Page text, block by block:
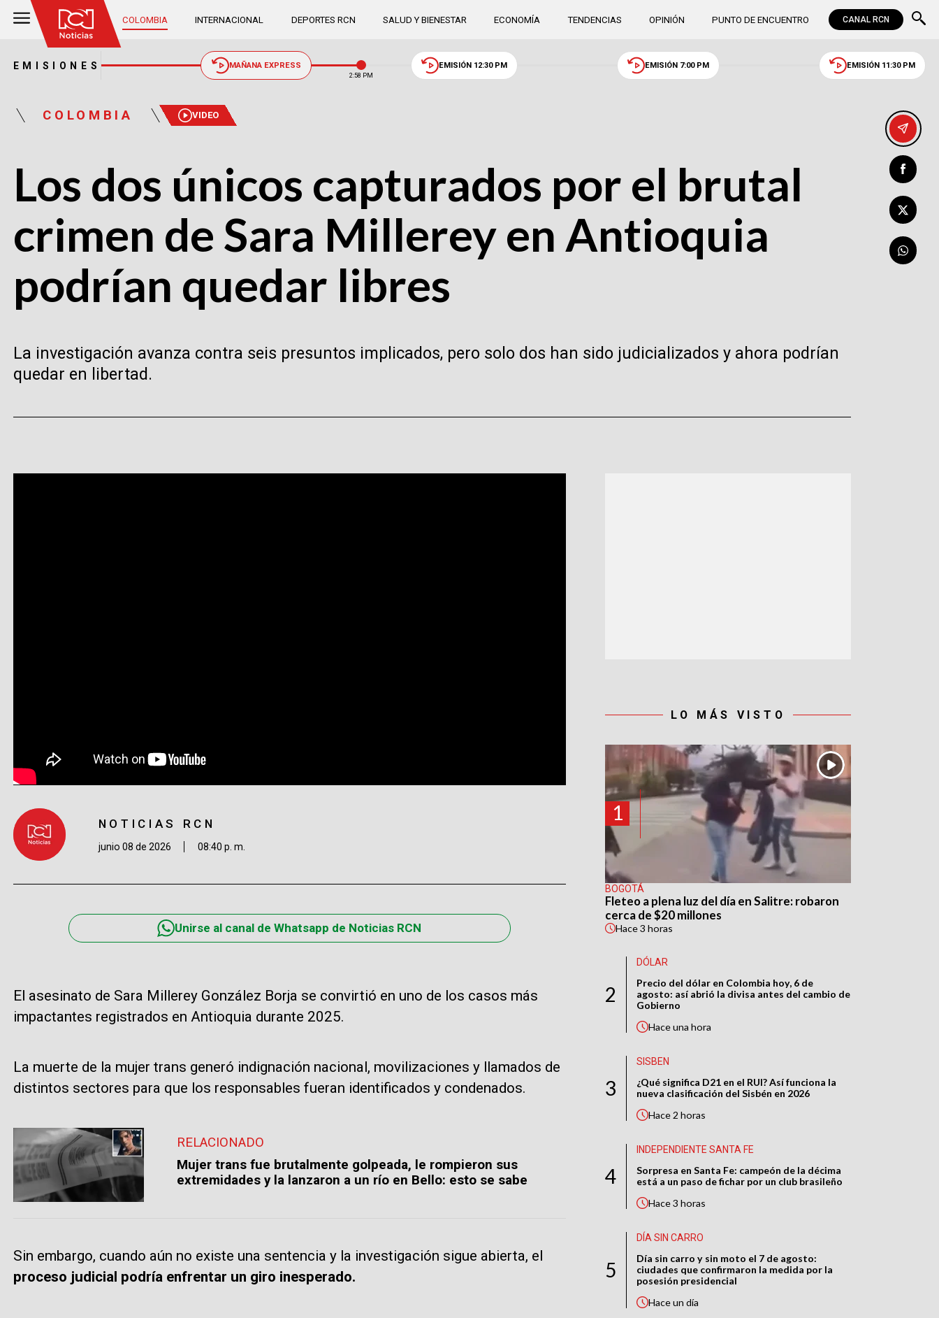
COLOMBIA INTERNACIONAL DEPORTES RCN SALUD Y BIENESTAR ECONOMÍA TENDENCIAS OPINIÓN PUNTO DE ENCUENTRO CANAL RCN
EMISIONES MAÑANA EXPRESS
2:58 PM
EMISIÓN 12:30 PM EMISIÓN 7:00 PM EMISIÓN 11:30 PM
COLOMBIA VIDEO
Los dos únicos capturados por el brutal
crimen de Sara Millerey en Antioquia
podrían quedar libres
La investigación avanza contra seis presuntos implicados, pero solo dos han sido judicializados y ahora podrían
quedar en libertad.
NOTICIAS RCN
junio 08 de 2026 08:40 p. m.
Unirse al canal de Whatsapp de Noticias RCN
El asesinato de Sara Millerey González Borja se convirtió en uno de los casos más
impactantes registrados en Antioquia durante 2025.
La muerte de la mujer trans generó indignación nacional, movilizaciones y llamados de
distintos sectores para que los responsables fueran identificados y condenados.
RELACIONADO
Mujer trans fue brutalmente golpeada, le rompieron sus
extremidades y la lanzaron a un río en Bello: esto se sabe
Sin embargo, cuando aún no existe una sentencia y la investigación sigue abierta, el
proceso judicial podría enfrentar un giro inesperado.
LO MÁS VISTO
1
BOGOTÁ
Fleteo a plena luz del día en Salitre: robaron
cerca de $20 millones
Hace3 horas
2
DÓLAR
Precio del dólar en Colombia hoy, 6 de
agosto: así abrió la divisa antes del cambio de
Gobierno
Haceuna hora
3
SISBEN
¿Qué significa D21 en el RUI? Así funciona la
nueva clasificación del Sisbén en 2026
Hace2 horas
4
INDEPENDIENTE SANTA FE
Sorpresa en Santa Fe: campeón de la décima
está a un paso de fichar por un club brasileño
Hace3 horas
5
DÍA SIN CARRO
Día sin carro y sin moto el 7 de agosto:
ciudades que confirmaron la medida por la
posesión presidencial
Haceun día